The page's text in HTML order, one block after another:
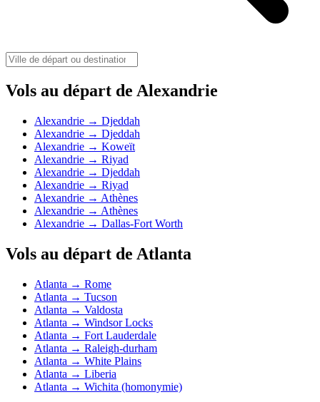
Vols au départ de Alexandrie
Alexandrie → Djeddah
Alexandrie → Djeddah
Alexandrie → Koweït
Alexandrie → Riyad
Alexandrie → Djeddah
Alexandrie → Riyad
Alexandrie → Athènes
Alexandrie → Athènes
Alexandrie → Dallas-Fort Worth
Vols au départ de Atlanta
Atlanta → Rome
Atlanta → Tucson
Atlanta → Valdosta
Atlanta → Windsor Locks
Atlanta → Fort Lauderdale
Atlanta → Raleigh-durham
Atlanta → White Plains
Atlanta → Liberia
Atlanta → Wichita (homonymie)